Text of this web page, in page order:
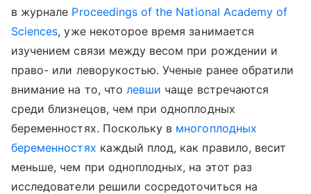
в журнале Proceedings of the National Academy of
Sciences, уже некоторое время занимается
изучением связи между весом при рождении и
право- или леворукостью. Ученые ранее обратили
внимание на то, что левши чаще встречаются
среди близнецов, чем при одноплодных
беременностях. Поскольку в многоплодных
беременностях каждый плод, как правило, весит
меньше, чем при одноплодных, на этот раз
исследователи решили сосредоточиться на